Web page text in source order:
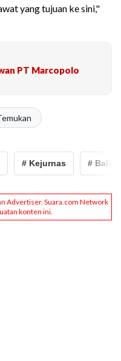
yang tujuan ke sini,"
PT Marcopolo
# Kejurnas # Balap